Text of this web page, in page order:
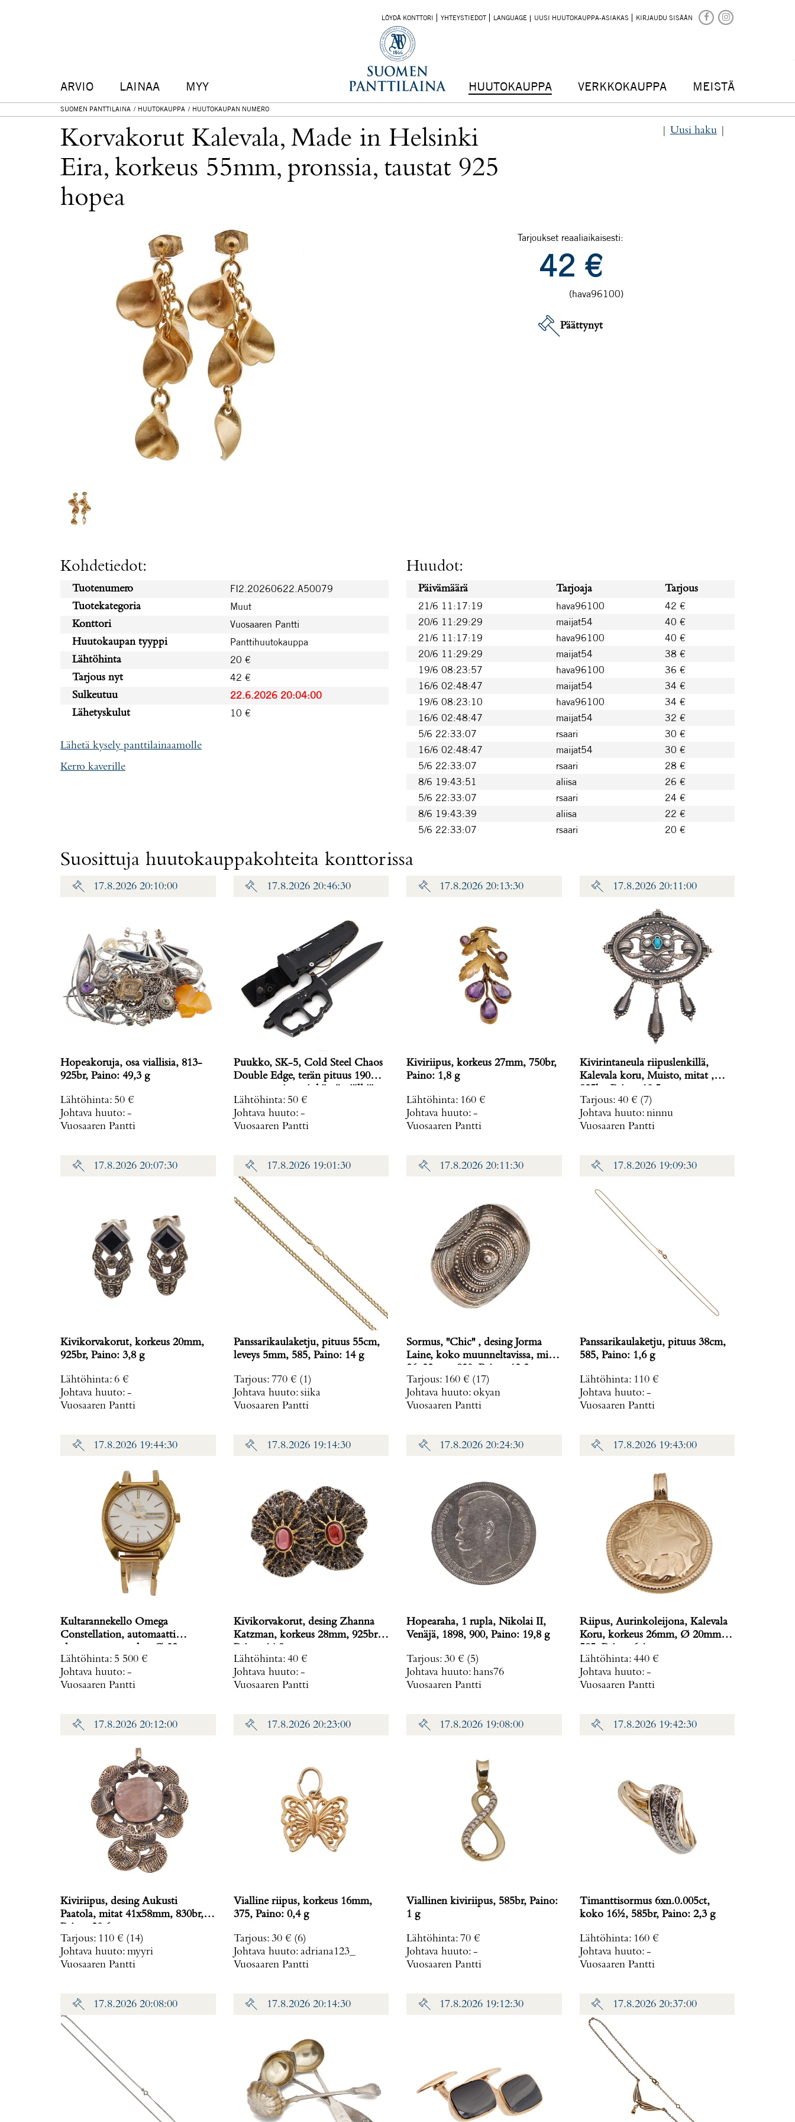
LÖYDÄ KONTTORI YHTEYSTIEDOT LANGUAGE UUSI HUUTOKAUPPA-ASIAKAS KIRJAUDU SISÄÄN
ARVIO LAINAA MYY HUUTOKAUPPA VERKKOKAUPPA MEISTÄ
SUOMEN PANTTILAINA HUUTOKAUPPA HUUTOKAUPAN NUMERO
Uusi haku
Korvakorut Kalevala, Made in Helsinki
Eira, korkeus 55mm, pronssia, taustat 925
hopea
Tarjoukset reaaliaikaisesti:
42 €
(hava96100)
Päättynyt
Kohdetiedot:
Tuotenumero FI2.20260622.A50079
Tuotekategoria Muut
Konttori Vuosaaren Pantti
Huutokaupan tyyppi Panttihuutokauppa
Lähtöhinta 20 €
Tarjous nyt 42 €
Sulkeutuu 22.6.2026 20:04:00
Lähetyskulut 10 €
Lähetä kysely panttilainaamolle
Kerro kaverille
Huudot:
Päivämäärä Tarjoaja Tarjous
21/6 11:17:19 hava96100
42 €
20/6 11:29:29
maijat54
40 €
21/6 11:17:19
hava96100
40 €
20/6 11:29:29
maijat54
38 €
19/6 08:23:57
hava96100
36 €
16/6 02:48:47
maijat54
34 €
19/6 08:23:10
hava96100
34 €
16/6 02:48:47
maijat54
32 €
5/6 22:33:07
rsaari
30 €
16/6 02:48:47
maijat54
30 €
5/6 22:33:07
rsaari
28 €
8/6 19:43:51
aliisa
26 €
5/6 22:33:07
rsaari
24 €
8/6 19:43:39
aliisa
22 €
5/6 22:33:07
rsaari 20 €
Suosittuja huutokauppakohteita konttorissa
17.8.2026 20:10:00
Hopeakoruja, osa viallisia, 813-
925br, Paino: 49,3 g
Lähtöhinta: 50 €
Johtava huuto: -
Vuosaaren Pantti
17.8.2026 20:46:30
Puukko, SK-5, Cold Steel Chaos
Double Edge, terän pituus 190
Lähtöhinta: 50 €
Johtava huuto: -
Vuosaaren Pantti
17.8.2026 20:13:30
Kiviriipus, korkeus 27mm, 750br,
Paino: 1,8 g
Lähtöhinta: 160 €
Johtava huuto: -
Vuosaaren Pantti
17.8.2026 20:11:00
Kivirintaneula riipuslenkillä,
Kalevala koru, Muisto, mitat ,
Tarjous: 40 € (7)
Johtava huuto: ninnu
Vuosaaren Pantti
17.8.2026 20:07:30
Kivikorvakorut, korkeus 20mm,
925br, Paino: 3,8 g
Lähtöhinta: 6 €
Johtava huuto: -
Vuosaaren Pantti
17.8.2026 19:01:30
Panssarikaulaketju, pituus 55cm,
leveys 5mm, 585, Paino: 14 g
Tarjous: 770 € (1)
Johtava huuto: siika
Vuosaaren Pantti
17.8.2026 20:11:30
Sormus, ''Chic'' , desing Jorma
Laine, koko muunneltavissa, mitat
Tarjous: 160 € (17)
Johtava huuto: okyan
Vuosaaren Pantti
17.8.2026 19:09:30
Panssarikaulaketju, pituus 38cm,
585, Paino: 1,6 g
Lähtöhinta: 110 €
Johtava huuto: -
Vuosaaren Pantti
17.8.2026 19:44:30
Kultarannekello Omega
Constellation, automaatti
rannekkeen Ø 58-62cm, käytön
jälkiä ja lasissa naarmuja, 750br,
Paino: 71,2 g
Lähtöhinta: 5 500 €
Johtava huuto: -
Vuosaaren Pantti
17.8.2026 19:14:30
Kivikorvakorut, desing Zhanna
Katzman, korkeus 28mm, 925br,
Lähtöhinta: 40 €
Johtava huuto: -
Vuosaaren Pantti
17.8.2026 20:24:30
Hopearaha, 1 rupla, Nikolai II,
Venäjä, 1898, 900, Paino: 19,8 g
Tarjous: 30 € (5)
Johtava huuto: hans76
Vuosaaren Pantti
17.8.2026 19:43:00
Riipus, Aurinkoleijona, Kalevala
Koru, korkeus 26mm, Ø 20mm,
Lähtöhinta: 440 €
Johtava huuto: -
Vuosaaren Pantti
17.8.2026 20:12:00
Kiviriipus, desing Aukusti
Paatola, mitat 41x58mm, 830br,
Tarjous: 110 € (14)
Johtava huuto: myyri
Vuosaaren Pantti
17.8.2026 20:23:00
Vialline riipus, korkeus 16mm,
375, Paino: 0,4 g
Tarjous: 30 € (6)
Johtava huuto: adriana123_
Vuosaaren Pantti
17.8.2026 19:08:00
Viallinen kiviriipus, 585br, Paino:
1 g
Lähtöhinta: 70 €
Johtava huuto: -
Vuosaaren Pantti
17.8.2026 19:42:30
Timanttisormus 6xn.0.005ct,
koko 16½, 585br, Paino: 2,3 g
Lähtöhinta: 160 €
Johtava huuto: -
Vuosaaren Pantti
17.8.2026 20:08:00 17.8.2026 20:14:30 17.8.2026 19:12:30 17.8.2026 20:37:00